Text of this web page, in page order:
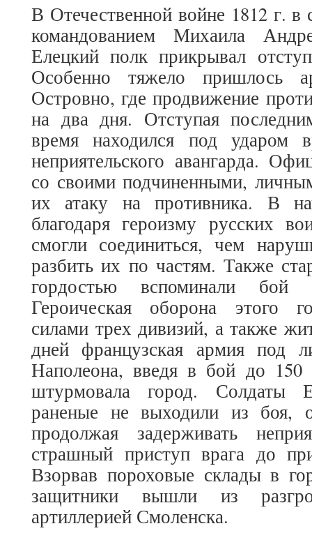
В Отечественной войне 1812 г. в
командованием Михаила
Елецкий полк прикрывал
Особенно тяжело пришлось
Островно, где продвижение
на два дня. Отступая
время находился под ударом
неприятельского авангарда.
со своими подчиненными,
их атаку на противника. В
благодаря героизму русских
смогли соединиться, чем
разбить их по частям. Также
гордостью вспоминали бой
Героическая оборона этого
силами трех дивизий, а также
дней французская армия под
Наполеона, введя в бой до 150
штурмовала город. Солдаты
раненые не выходили из боя,
продолжая задерживать
страшный приступ врага до
Взорвав пороховые склады в
защитники вышли из
артиллерией Смоленска.